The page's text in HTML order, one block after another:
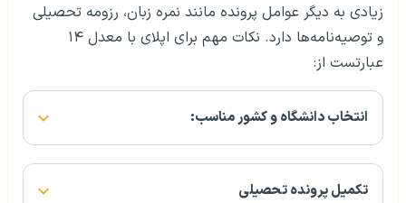
زیادی به دیگر عوامل پرونده مانند نمره زبان، رزومه تحصیلی
و توصیه‌نامه‌ها دارد. نکات مهم برای اپلای با معدل ۱۴
عبارتست از:
انتخاب دانشگاه و کشور مناسب:
تکمیل پرونده تحصیلی